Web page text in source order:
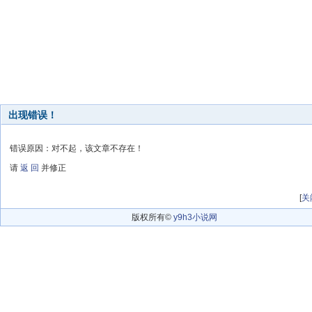
出现错误！
错误原因：对不起，该文章不存在！
请 返 回 并修正
[关
版权所有© y9h3小说网